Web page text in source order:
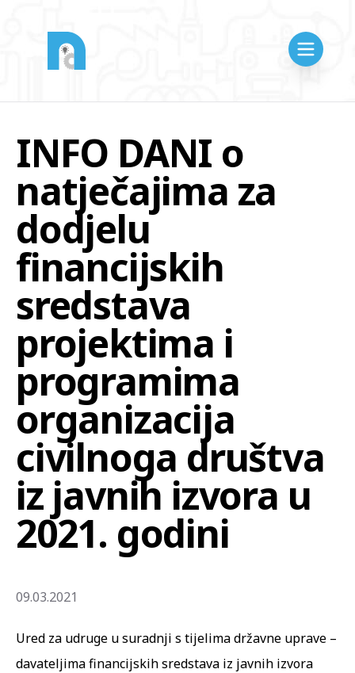
INFO DANI o
natječajima za
dodjelu
financijskih
sredstava
projektima i
programima
organizacija
civilnoga društva
iz javnih izvora u
2021. godini
09.03.2021
Ured za udruge u suradnji s tijelima državne uprave –
davateljima financijskih sredstava iz javnih izvora